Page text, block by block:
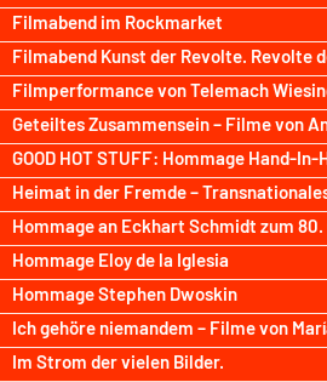
Filmabend im Rockmarket
Filmabend Kunst der Revolte. Revolte
Filmperformance von Telemach
Geteiltes Zusammensein – Filme von
GOOD HOT STUFF: Hommage Hand-In-
Heimat in der Fremde –
Hommage an Eckhart Schmidt zum
Hommage Eloy de la Iglesia
Hommage Stephen Dwoskin
Ich gehöre niemandem – Filme von
Im Strom der vielen Bilder.